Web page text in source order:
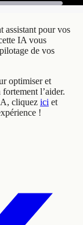
assistant pour vos
IA vous
de vos
optimiser et
l’aider.
cliquez ici et
!